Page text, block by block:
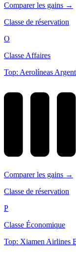
Comparer les gains →
Classe de réservation
O
Classe Affaires
Top: Aerolíneas
Comparer les gains →
Classe de réservation
P
Classe Économique
Top: Xiamen Airlines